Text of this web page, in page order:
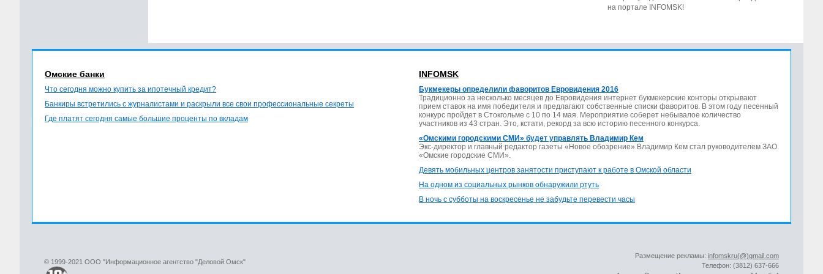
на портале INFOMSK!
Омские банки
Что сегодня можно купить за ипотечный кредит?
Банкиры встретились с журналистами и раскрыли все свои профессиональные секреты
Где платят сегодня самые большие проценты по вкладам
INFOMSK
Букмекеры определили фаворитов Евровидения 2016
Традиционно за несколько месяцев до Евровидения интернет букмекерские конторы открывают
прием ставок на имя победителя и предлагают собственные списки фаворитов. В этом году песенный
конкурс пройдет в Стокгольме с 10 по 14 мая. Мероприятие соберет небывалое количество
участников из 43 стран. Это, кстати, рекорд за всю историю песенного конкурса.
«Омскими городскими СМИ» будет управлять Владимир Кем
Экс-директор и главный редактор газеты «Новое обозрение» Владимир Кем стал руководителем ЗАО
«Омские городские СМИ».
Девять мобильных центров занятости приступают к работе в Омской области
На одном из социальных рынков обнаружили ртуть
В ночь с субботы на воскресенье не забудьте перевести часы
© 1999-2021 ООО "Информационное агентство "Деловой Омск"
Размещение рекламы: infomskru(@)gmail.com
Телефон: (3812) 637-666